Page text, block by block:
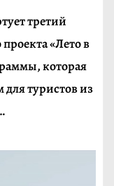
третий
«Лето в
которая
туристов из